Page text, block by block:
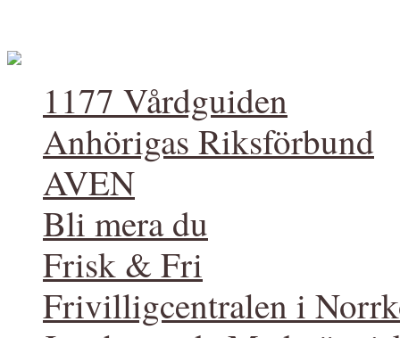
1177 Vårdguiden
Anhörigas Riksförbund
AVEN
Bli mera du
Frisk & Fri
Frivilligcentralen i